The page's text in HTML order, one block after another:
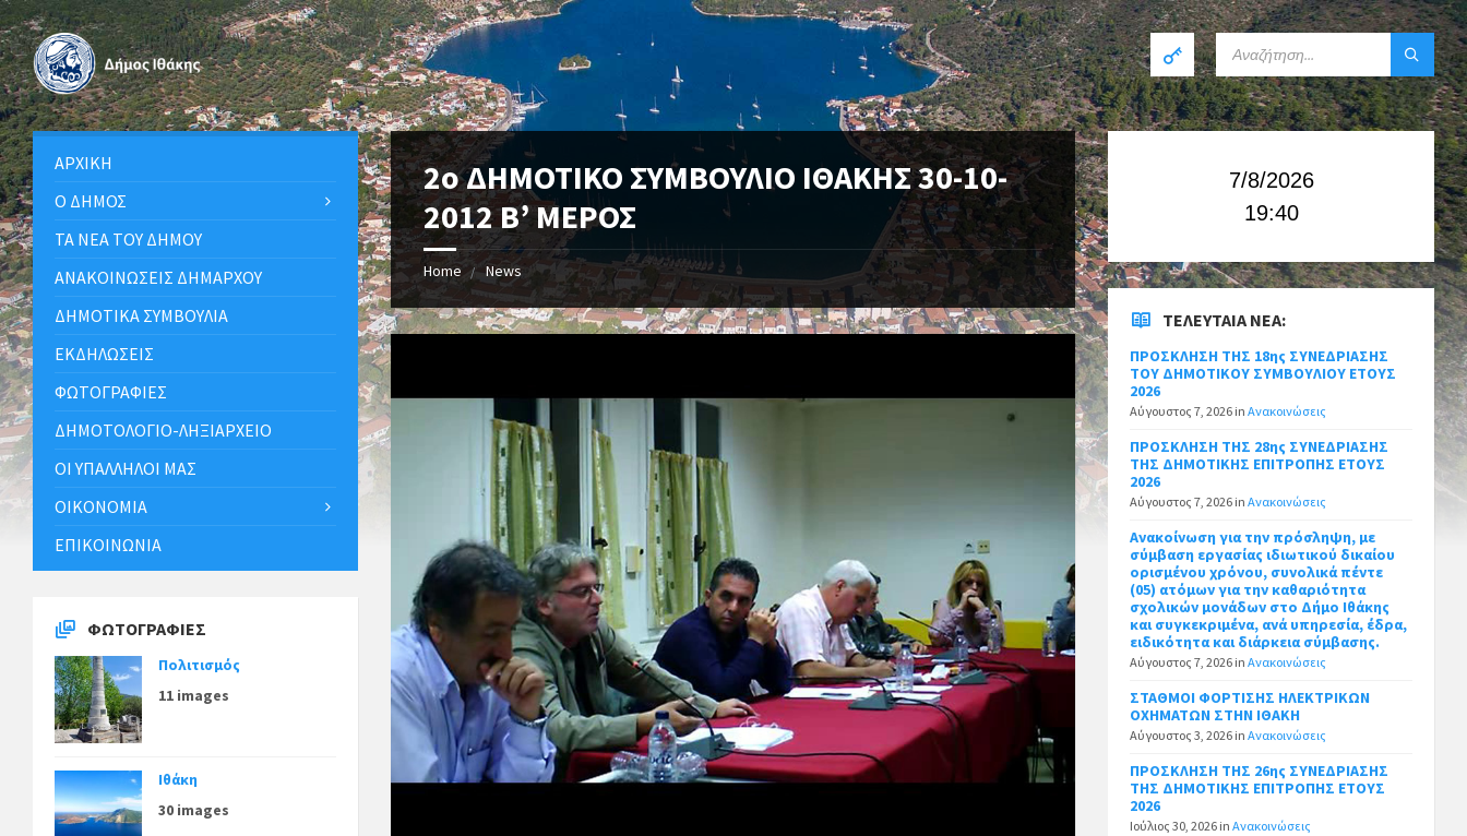
2o ΔΗΜΟΤΙΚΟ ΣΥΜΒΟΥΛΙΟ ΙΘΑΚΗΣ 30-10-
2012 Β’ ΜΕΡΟΣ
Home News
ΑΡΧΙΚΉ
Ο ΔΉΜΟΣ
ΤΑ ΝΈΑ ΤΟΥ ΔΉΜΟΥ
ΑΝΑΚΟΙΝΩΣΕΙΣ ΔΗΜΑΡΧΟΥ
ΔΗΜΟΤΙΚΆ ΣΥΜΒΟΎΛΙΑ
ΕΚΔΗΛΏΣΕΙΣ
ΦΩΤΟΓΡΑΦΊΕΣ
ΔΗΜΟΤΟΛΌΓΙΟ-ΛΗΞΙΑΡΧΕΊΟ
ΟΙ ΥΠΆΛΛΗΛΟΙ ΜΑΣ
ΟΙΚΟΝΟΜΊΑ
ΕΠΙΚΟΙΝΩΝΊΑ
ΦΩΤΟΓΡΑΦΊΕΣ
Πολιτισμός
11 images
Ιθάκη
30 images
7/8/2026
19:40
ΤΕΛΕΥΤΑΊΑ ΝΈΑ:
ΠΡΟΣΚΛΗΣΗ ΤΗΣ 18ης ΣΥΝΕΔΡΙΑΣΗΣ
ΤΟΥ ΔΗΜΟΤΙΚΟΥ ΣΥΜΒΟΥΛΙΟΥ ΕΤΟΥΣ
2026
Αύγουστος 7, 2026 inΑνακοινώσεις
ΠΡΟΣΚΛΗΣΗ ΤΗΣ 28ης ΣΥΝΕΔΡΙΑΣΗΣ
ΤΗΣ ΔΗΜΟΤΙΚΗΣ ΕΠΙΤΡΟΠΗΣ ΕΤΟΥΣ
2026
Αύγουστος 7, 2026 inΑνακοινώσεις
Ανακοίνωση για την πρόσληψη, με
σύμβαση εργασίας ιδιωτικού δικαίου
ορισμένου χρόνου, συνολικά πέντε
(05) ατόμων για την καθαριότητα
σχολικών μονάδων στο Δήμο Ιθάκης
και συγκεκριμένα, ανά υπηρεσία, έδρα,
ειδικότητα και διάρκεια σύμβασης.
Αύγουστος 7, 2026 inΑνακοινώσεις
ΣΤΑΘΜΟΙ ΦΟΡΤΙΣΗΣ ΗΛΕΚΤΡΙΚΩΝ
ΟΧΗΜΑΤΩΝ ΣΤΗΝ ΙΘΑΚΗ
Αύγουστος 3, 2026 inΑνακοινώσεις
ΠΡΟΣΚΛΗΣΗ ΤΗΣ 26ης ΣΥΝΕΔΡΙΑΣΗΣ
ΤΗΣ ΔΗΜΟΤΙΚΗΣ ΕΠΙΤΡΟΠΗΣ ΕΤΟΥΣ
2026
Ιούλιος 30, 2026 inΑνακοινώσεις